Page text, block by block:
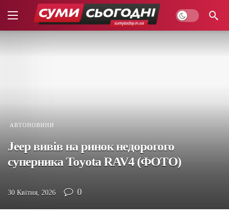
АВТОНОВИНИ
Jeep вивів на ринок недорогого
суперника Toyota RAV4 (ФОТО)
30 Квітня, 2026 0